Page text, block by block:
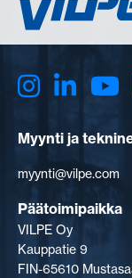
Myynti ja
myynti@vilpe.com
Päätoimipaikka
VILPE Oy
Kauppatie 9
FIN-65610